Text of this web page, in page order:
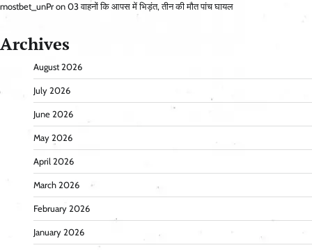
mostbet_unPr on 03 वाहनों कि आपस में भिड़ंत, तीन की मौत पांच घायल
Archives
August 2026
July 2026
June 2026
May 2026
April 2026
March 2026
February 2026
January 2026